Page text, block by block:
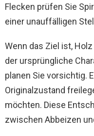
Flecken prüfen Sie
einer unauffälligen
Wenn das Ziel ist,
der ursprüngliche
planen Sie vorsichtig.
Originalzustand
möchten. Diese
zwischen Abbeizen